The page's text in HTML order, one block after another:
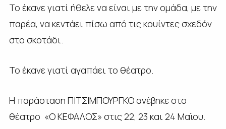
Το έκανε γιατί ήθελε να είναι με την ομάδα, με την
παρέα, να κεντάει πίσω από τις κουίντες σχεδόν
στο σκοτάδι.
Το έκανε γιατί αγαπάει το θέατρο.
Η παράσταση ΠΙΤΣΙΜΠΟΥΡΓΚΟ ανέβηκε στο
θέατρο «Ο ΚΕΦΑΛΟΣ» στις 22, 23 και 24 Μαϊου.